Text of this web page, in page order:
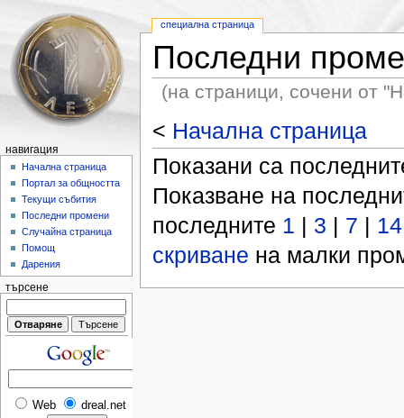
Последни
(на страници, сочени от
< Начална страница
Показани са
Показване на
последните 1 | 3 | 7 | 14
скриване на малки
специална страница
навигация
Начална страница
Портал за общността
Текущи събития
Последни промени
Случайна страница
Помощ
Дарения
търсене
Web dreal.net